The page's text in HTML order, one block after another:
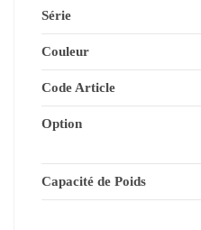
Série
Couleur
Code Article
Option
Capacité de Poids